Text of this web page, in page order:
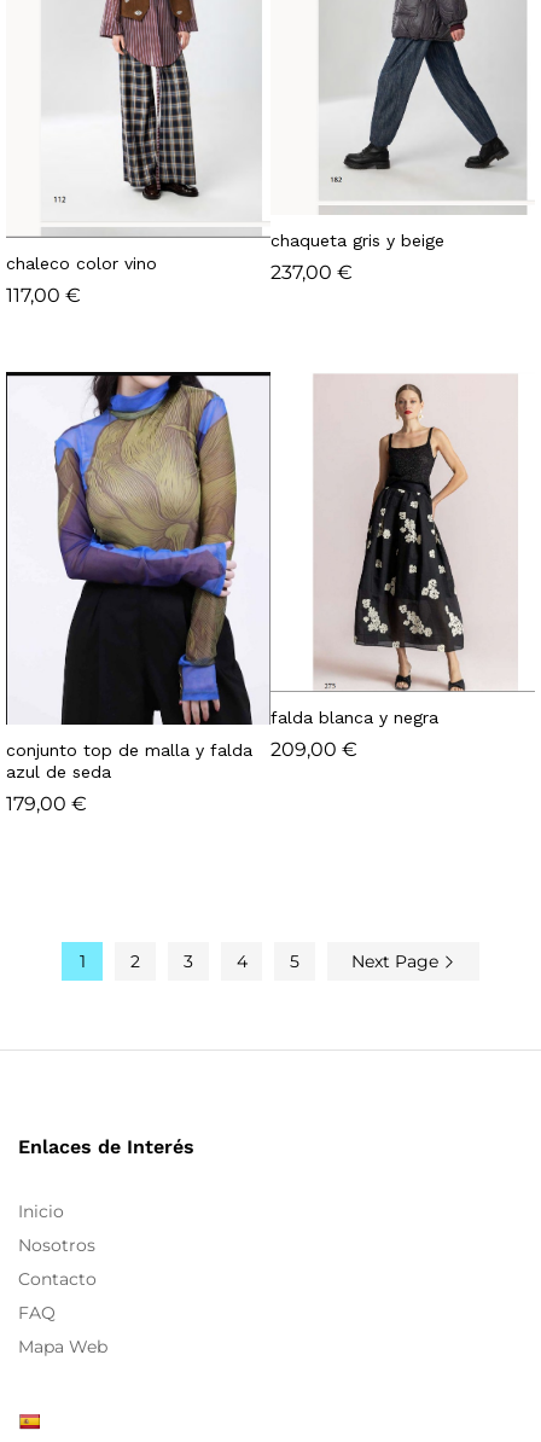
chaleco color vino
117,00 €
chaqueta gris y beige
237,00 €
conjunto top de malla y falda
azul de seda
179,00 €
falda blanca y negra
209,00 €
1 2 3 4 5 Next Page
Enlaces de Interés
Inicio
Nosotros
Contacto
FAQ
Mapa Web